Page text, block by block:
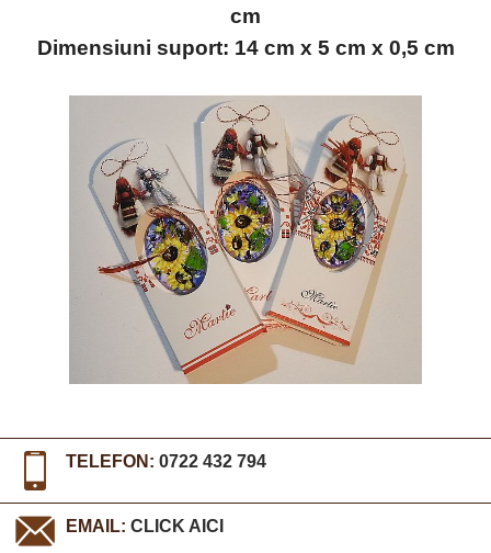
cm
Dimensiuni suport: 14 cm x 5 cm x 0,5 cm
TELEFON: 0722 432 794
EMAIL: CLICK AICI